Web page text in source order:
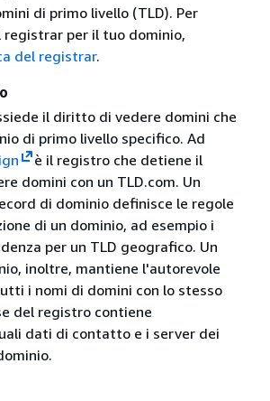
di primo livello (TLD). Per
registrar per il tuo dominio,
del registrar.
il diritto di vedere domini che
di primo livello specifico. Ad
è il registro che detiene il
domini con un TLD.com. Un
di dominio definisce le regole
di un dominio, ad esempio i
per un TLD geografico. Un
inoltre, mantiene l'autorevole
i nomi di domini con lo stesso
del registro contiene
dati di contatto e i server dei